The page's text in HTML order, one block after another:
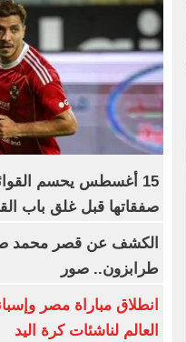
15 أغسطس يحسم
صفقاتها قبل غلق باب
الكشف عن قصر محمد
طرابزون.. صور
انطلاق مباراة مصر
العالم لناشئات كرة اليد